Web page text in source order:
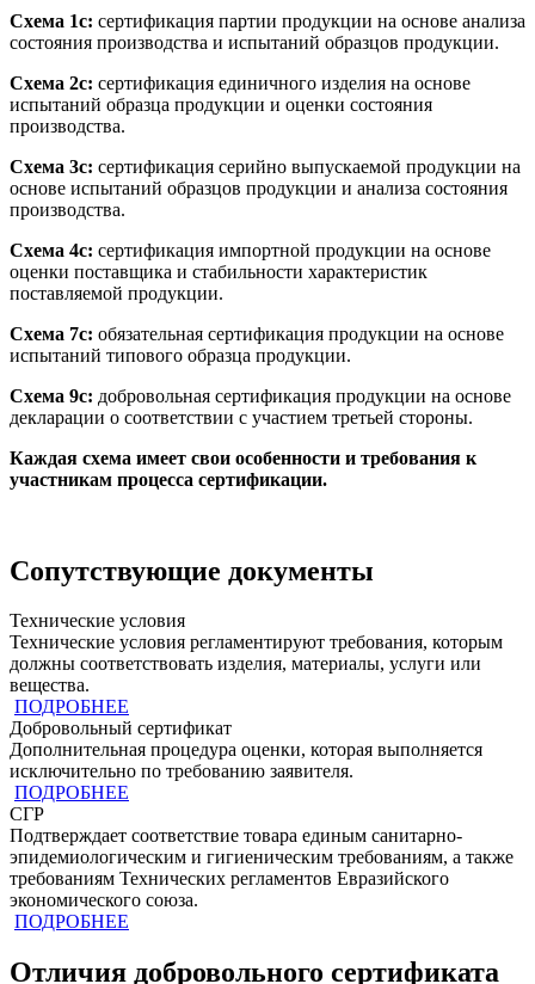
Схема 1с: сертификация партии продукции на основе анализа
состояния производства и испытаний образцов продукции.
Схема 2с: сертификация единичного изделия на основе
испытаний образца продукции и оценки состояния
производства.
Схема 3с: сертификация серийно выпускаемой продукции на
основе испытаний образцов продукции и анализа состояния
производства.
Схема 4с: сертификация импортной продукции на основе
оценки поставщика и стабильности характеристик
поставляемой продукции.
Схема 7с: обязательная сертификация продукции на основе
испытаний типового образца продукции.
Схема 9с: добровольная сертификация продукции на основе
декларации о соответствии с участием третьей стороны.
Каждая схема имеет свои особенности и требования к
участникам процесса сертификации.
Сопутствующие документы
Технические условия
Технические условия регламентируют требования, которым
должны соответствовать изделия, материалы, услуги или
вещества.
ПОДРОБНЕЕ
Добровольный сертификат
Дополнительная процедура оценки, которая выполняется
исключительно по требованию заявителя.
ПОДРОБНЕЕ
СГР
Подтверждает соответствие товара единым санитарно-
эпидемиологическим и гигиеническим требованиям, а также
требованиям Технических регламентов Евразийского
экономического союза.
ПОДРОБНЕЕ
Отличия добровольного сертификата